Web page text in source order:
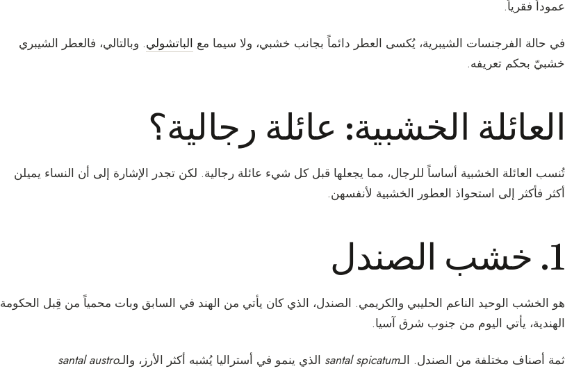
عموداً فقرياً.
في حالة الفرجنسات الشيبرية، يُكسى العطر دائماً بجانب خشبي، ولا سيما مع الباتشولي. وبالتالي، فالعطر الشيبري
خشبيّ بحكم تعريفه.
العائلة الخشبية: عائلة رجالية؟
تُنسب العائلة الخشبية أساساً للرجال، مما يجعلها قبل كل شيء عائلة رجالية. لكن تجدر الإشارة إلى أن النساء يميلن
أكثر فأكثر إلى استحواذ العطور الخشبية لأنفسهن.
1. خشب الصندل
هو الخشب الوحيد الناعم الحليبي والكريمي. الصندل، الذي كان يأتي من الهند في السابق وبات محمياً من قِبل الحكومة
الهندية، يأتي اليوم من جنوب شرق آسيا.
ثمة أصناف مختلفة من الصندل. الـsantal spicatum الذي ينمو في أستراليا يُشبه أكثر الأرز، والـsantal austro